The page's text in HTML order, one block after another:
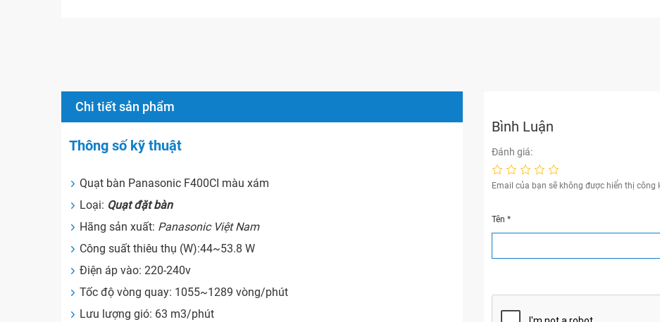
Chi tiết sản phẩm
Thông số kỹ thuật
Quạt bàn Panasonic F400CI màu xám
Loại: Quạt đặt bàn
Hãng sản xuất: Panasonic Việt Nam
Công suất thiêu thụ (W):44~53.8 W
Điện áp vào: 220-240v
Tốc độ vòng quay: 1055~1289 vòng/phút
Lưu lượng gió: 63 m3/phút
Bình Luận
Đánh giá:
Email của bạn sẽ không được hiển thị công
Tên*